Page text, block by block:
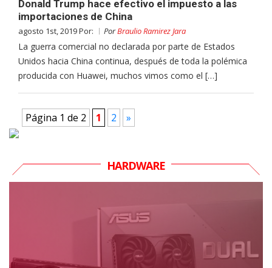
Donald Trump hace efectivo el impuesto a las
importaciones de China
agosto 1st, 2019 Por: PorBraulio Ramirez Jara
La guerra comercial no declarada por parte de Estados
Unidos hacia China continua, después de toda la polémica
producida con Huawei, muchos vimos como el […]
Página 1 de 2 1 2 »
HARDWARE